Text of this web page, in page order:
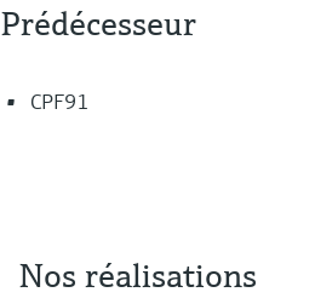
Prédécesseur
CPF91
Nos réalisations